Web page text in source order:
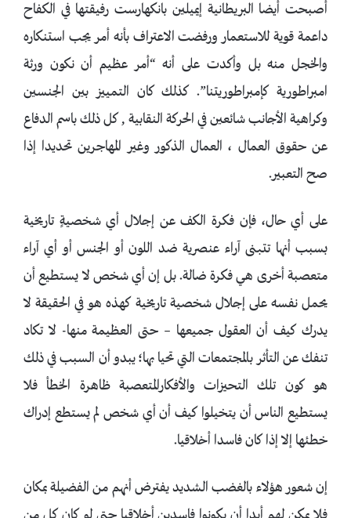
أصبحت أيضا البريطانية إيميلين بانكهارست رفيقتها في الكفاح
داعمة قوية للاستعمار ورفضت الاعتراف بأنه أمر يجب استنكاره
والخجل منه بل وأكدت على أنه “أمر عظيم أن نكون ورثة
امبراطورية كإمبراطوريتنا”. كذلك كان التمييز بين الجنسين
وكراهية الأجانب شائعين في الحركة النقابية , كل ذلك باسم الدفاع
عن حقوق العمال ، العمال الذكور وغير المهاجرين تحديدا إذا
صح التعبير.
على أي حال، فإن فكرة الكف عن إجلال أي شخصيةٍ تاريخية
بسبب أنها تتبنى آراء عنصرية ضد اللون أو الجنس أو أي آراء
متعصبة أخرى هي فكرة ضالة. بل إن أي شخص لا يستطيع أن
يحمل نفسه على إجلال شخصية تاريخية كهذه هو في الحقيقة لا
يدرك كيف أن العقول جميعها – حتى العظيمة منها- لا تكاد
تنفك عن التأثر بالمجتمعات التي تحيا بها؛ يبدو أن السبب في ذلك
هو كون تلك التحيزات والأفكارالمتعصبة ظاهرة الخطأ فلا
يستطيع الناس أن يتخيلوا كيف أن أي شخص لم يستطع إدراك
خطئها إلا إذا كان فاسدا أخلاقيا.
إن شعور هؤلاء بالغضب الشديد يفترض أنهم من الفضيلة بمكان